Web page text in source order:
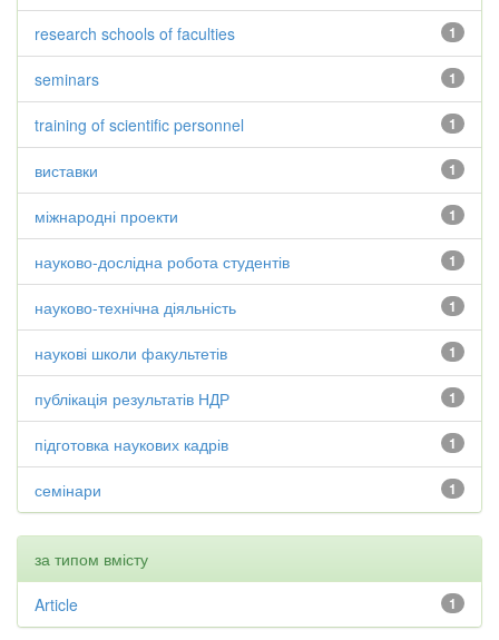
1
research schools of faculties
1
seminars
1
training of scientific personnel
1
виставки
1
міжнародні проекти
1
науково-дослідна робота студентів
1
науково-технічна діяльність
1
наукові школи факультетів
1
публікація результатів НДР
1
підготовка наукових кадрів
1
семінари
за типом вмісту
1
Article